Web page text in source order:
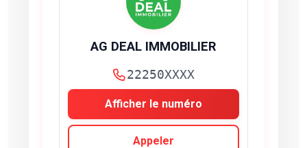
AG DEAL IMMOBILIER
22250XXXX
Afficher le numéro
Appeler